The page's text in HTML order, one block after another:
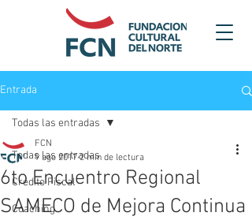
Entrada
Todas las entradas
Crédito Fiscal
Coaching
Todas las entradas
6to Encuentro Regional
SAMECO de Mejora Continua
FCN
9 ago 2017 2 min de lectura